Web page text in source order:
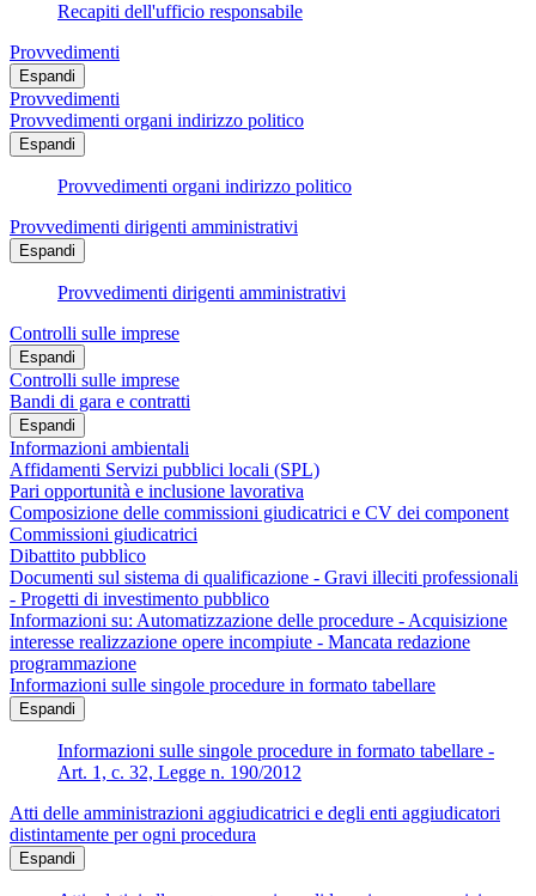
Recapiti dell'ufficio responsabile
Provvedimenti
Espandi
Provvedimenti
Provvedimenti organi indirizzo politico
Espandi
Provvedimenti organi indirizzo politico
Provvedimenti dirigenti amministrativi
Espandi
Provvedimenti dirigenti amministrativi
Controlli sulle imprese
Espandi
Controlli sulle imprese
Bandi di gara e contratti
Espandi
Informazioni ambientali
Affidamenti Servizi pubblici locali (SPL)
Pari opportunità e inclusione lavorativa
Composizione delle commissioni giudicatrici e CV dei component
Commissioni giudicatrici
Dibattito pubblico
Documenti sul sistema di qualificazione - Gravi illeciti professionali
- Progetti di investimento pubblico
Informazioni su: Automatizzazione delle procedure - Acquisizione
interesse realizzazione opere incompiute - Mancata redazione
programmazione
Informazioni sulle singole procedure in formato tabellare
Espandi
Informazioni sulle singole procedure in formato tabellare -
Art. 1, c. 32, Legge n. 190/2012
Atti delle amministrazioni aggiudicatrici e degli enti aggiudicatori
distintamente per ogni procedura
Espandi